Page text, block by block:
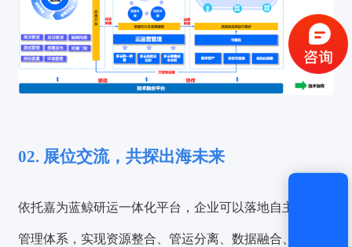
02. 展位交流，共探出海未来
依托嘉为蓝鲸研运一体化平台，企业可以落地自主的研运
管理体系，实现资源整合、管运分离、数据融合、业务贯
获取验证码
还没有账号？